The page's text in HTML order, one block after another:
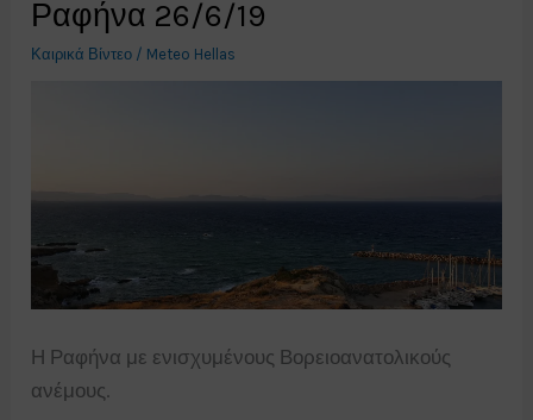
Πέμπτη
27/6/19
Ραφήνα 26/6/19
Καιρικά Βίντεο / Meteo Hellas
Η Ραφήνα με ενισχυμένους Βορειοανατολικούς
ανέμους.